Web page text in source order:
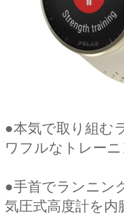
●本気で取り組む
ワフルなトレー
●手首でランニン
気圧式高度計を内